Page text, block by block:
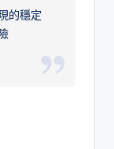
的穩定